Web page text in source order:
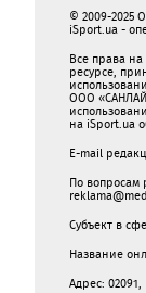
© 2009-2025
iSport.ua -
Все права
ресурсе,
ООО
на iSport.ua
E-mail
По вопросам
Субъект в
Название
Адрес: